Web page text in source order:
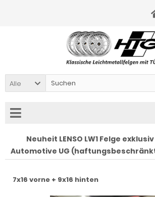
Alle
Neuheit LENSO LW1 Felge
Automotive UG
7x16 vorne + 9x16 hinten